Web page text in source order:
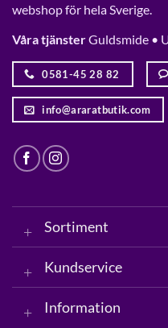
webshop för hela Sverige.
Våra tjänsterGuldsmide •
0581-45 28 82
info@araratbutik.com
Sortiment
Kundservice
Information